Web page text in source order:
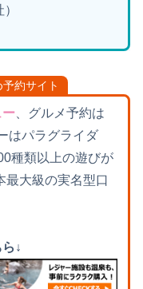
約サイト
ー、グルメ予約は
はパラグライダ
種類以上の遊びが
最大級の実名型口
↓